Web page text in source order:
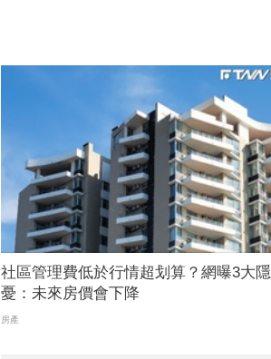
社區管理費低於行情超划算？網曝3大隱
憂：未來房價會下降
房產